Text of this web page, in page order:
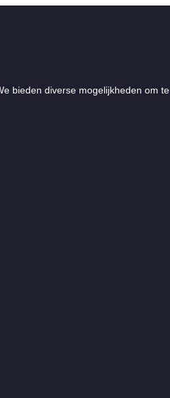
bieden diverse mogelijkheden om